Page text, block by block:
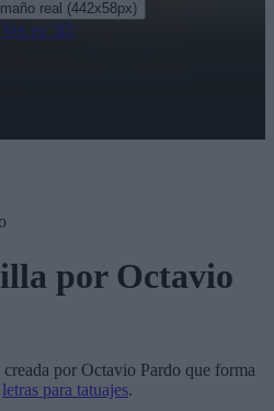
real (442x58px)
Ver en 3D
por Octavio
creada por Octavio Pardo que forma
letras para tatuajes.